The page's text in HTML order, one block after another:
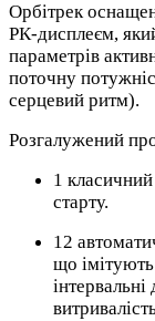
Орбітрек
РК-дисплеєм,
параметрів
поточну
серцевий ритм).
Розгалужений
1
старту.
12
що